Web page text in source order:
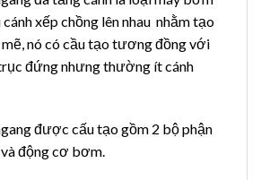
xếp chồng lên nhau nhằm tạo
nó có cầu tạo tương đồng với
đứng nhưng thường ít cánh
được cấu tạo gồm 2 bộ phận
động cơ bơm.